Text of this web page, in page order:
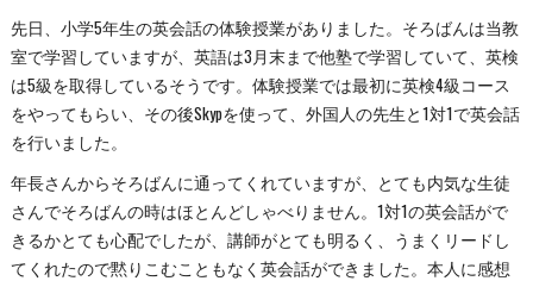
先日、小学5年生の英会話の体験授業がありました。そろばんは当教
室で学習していますが、英語は3月末まで他塾で学習していて、英検
は5級を取得しているそうです。体験授業では最初に英検4級コース
をやってもらい、その後Skypを使って、外国人の先生と1対1で英会話
を行いました。
年長さんからそろばんに通ってくれていますが、とても内気な生徒
さんでそろばんの時はほとんどしゃべりません。1対1の英会話がで
きるかとても心配でしたが、講師がとても明るく、うまくリードし
てくれたので黙りこむこともなく英会話ができました。本人に感想